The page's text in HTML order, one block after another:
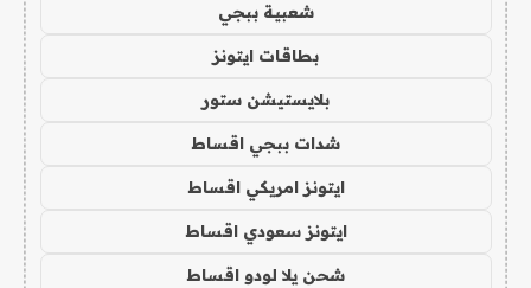
شعبية ببجي
بطاقات ايتونز
بلايستيشن ستور
شدات ببجي اقساط
ايتونز امريكي اقساط
ايتونز سعودي اقساط
شحن يلا لودو اقساط